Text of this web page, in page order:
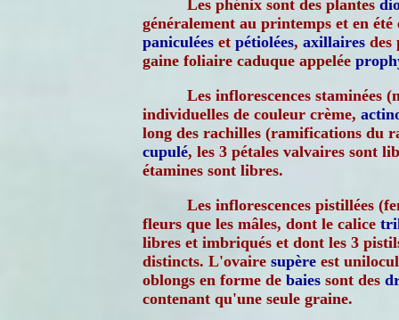
Les phénix sont des plantes
généralement au printemps et en été
paniculées et pétiolées, axillaires des
gaine foliaire caduque appelée
Les inflorescences staminées
individuelles de couleur crème,
long des rachilles (ramifications du
cupulé, les 3 pétales valvaires sont
étamines sont libres.
Les inflorescences pistillées
fleurs que les mâles, dont le calice
libres et imbriqués et dont les 3
distincts. L'ovaire supère est
oblongs en forme de baies sont des
contenant qu'une seule graine.